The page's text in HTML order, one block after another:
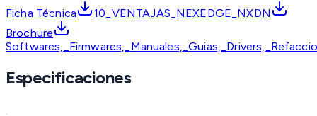
Ficha Técnica
10_VENTAJAS_NEXEDGE_NXDN
Brochure
Especificaciones